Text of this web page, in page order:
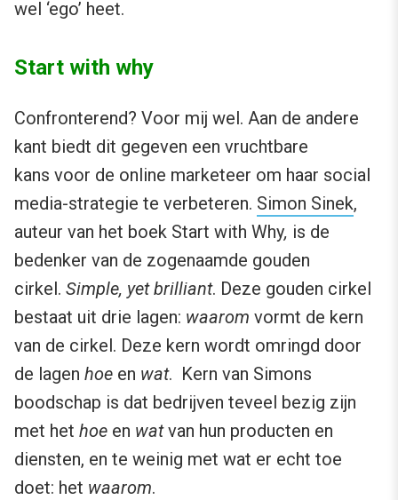
wel ‘ego’ heet.
Start with why
Confronterend? Voor mij wel. Aan de andere
kant biedt dit gegeven een vruchtbare
kans voor de online marketeer om haar social
media-strategie te verbeteren. Simon Sinek,
auteur van het boek Start with Why, is de
bedenker van de zogenaamde gouden
cirkel. Simple, yet brilliant. Deze gouden cirkel
bestaat uit drie lagen: waarom vormt de kern
van de cirkel. Deze kern wordt omringd door
de lagen hoe en wat. Kern van Simons
boodschap is dat bedrijven teveel bezig zijn
met het hoe en watvan hun producten en
diensten, en te weinig met wat er echt toe
doet: het waarom.